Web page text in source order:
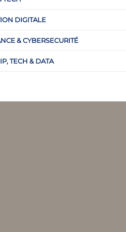
DIGITALE
& CYBERSECURITÉ
TECH & DATA